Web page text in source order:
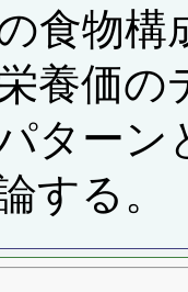
食物
養価の
ターン
する。